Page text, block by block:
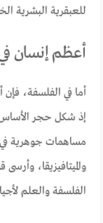
للعبقرية البشرية
أعظم إنسان
أما في الفلسفة،
إذ شكل حجر الأساس
مساهمات جوهرية في
والميتافيزيقا،
الفلسفة والعلم